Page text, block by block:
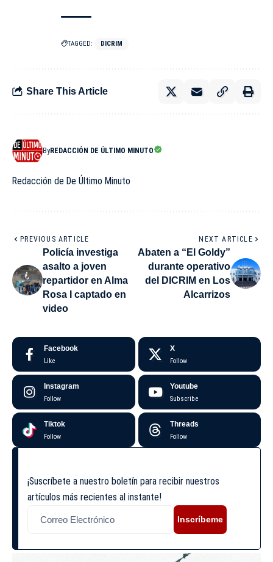
TAGGED: DICRIM
Share This Article
ByREDACCIÓN DE ÚLTIMO MINUTO
Redacción de De Último Minuto
PREVIOUS ARTICLE
Policía investiga
asalto a joven
repartidor en Alma
Rosa I captado en
video
NEXT ARTICLE
Abaten a “El Goldy”
durante operativo
del DICRIM en Los
Alcarrizos
Facebook
Like
X
Follow
Instagram
Follow
Youtube
Subscribe
Tiktok
Follow
Threads
Follow
¡Suscríbete a nuestro boletín para recibir nuestros
artículos más recientes al instante!
Inscríbeme